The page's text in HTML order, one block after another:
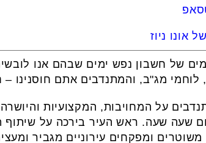
אונו ניוז
של חשבון נפש ימים שבהם אנו
מג"ב, והמתנדבים אתם חוסנינו –
על המחויבות, המקצועיות
שעה שעה. ראש העיר בירכה על שיתוף
משוטרים ומפקחים עירוניים מגביר